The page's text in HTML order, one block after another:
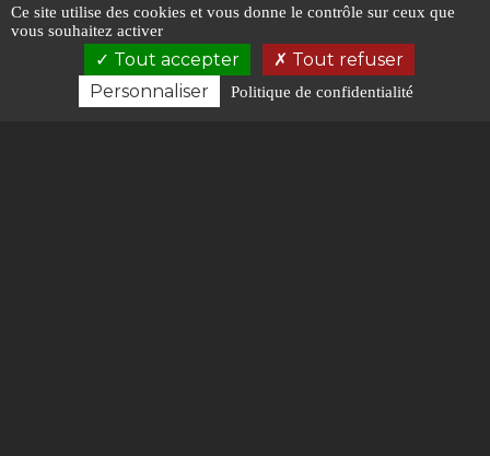
Ce site utilise des cookies et vous donne le contrôle sur ceux que
vous souhaitez activer
Tout accepter
Tout refuser
Personnaliser
Politique de confidentialité